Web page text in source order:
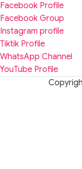
Facebook Profile
Facebook Group
Instagram profile
Tiktik Profile
WhatsApp Channel
YouTube Profile